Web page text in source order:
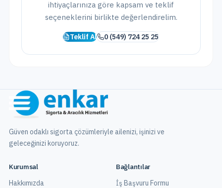
ihtiyaçlarınıza göre kapsam ve teklif
seçeneklerini birlikte değerlendirelim.
Teklif Al 0 (549) 724 25 25
Güven odaklı sigorta çözümleriyle ailenizi, işinizi ve
geleceğinizi koruyoruz.
Kurumsal
Hakkımızda
Bağlantılar
İş Başvuru Formu